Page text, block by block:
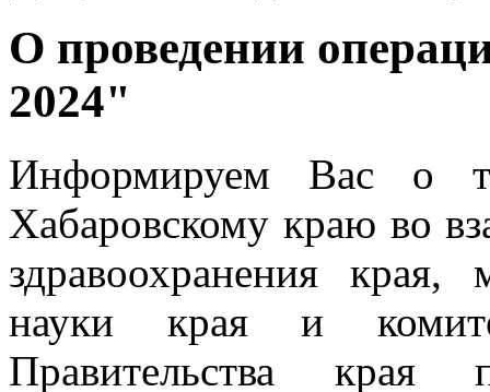
О проведении
2024"
Информируем Вас о
Хабаровскому краю во
здравоохранения края,
науки края и
Правительства края